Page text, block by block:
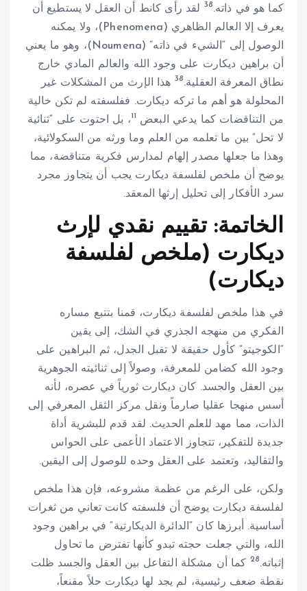
كما هو في ذاته.38 لقد رأى كانط أن العقل لا يستطيع أن
يعرف إلا العالم الظاهري (Phenomena)، ولا يمكنه
الوصول إلى “الشيء في ذاته” (Noumena)، وهو ما يعني
أن براهين ديكارت على وجود الله والعالم المادي خارج
نطاق المعرفة العقلية.38 هذا الإرث من المشكلات غير
المحلولة هو أهم ما تركه ديكارت. ففلسفته لم تكن خالية
من التناقضات كما يدعي البعض 11، بل احتوت على “ثنائية
لا تحل” بين ما تعلمه من العلم وما ورثه من السكولائية،
وهذا ما جعلها مصدر إلهام لمدارس فكرية متناقضة، مما
يوضح أن ملخص لفلسفة ديكارت يجب أن يتجاوز مجرد
سرد الأفكار إلى تحليل إرثها المعقد.
الخاتمة: تقييم نقدي لإرث
ديكارت (ملخص لفلسفة
ديكارت)
في هذا ملخص لفلسفة ديكارت، قمنا بتتبع مساره
الفكري من منهجه الجذري في الشك، إلى يقين
“الكوجيتو” كأول حقيقة لا تقبل الجدل، ثم البراهين على
وجود الله كضامن للمعرفة، وصولاً إلى ثنائيته الجوهرية
بين العقل والجسد. كان ديكارت ثورياً في عصره، لأنه
أسس منهجا عقليا صارماً ونقل مركز الثقل المعرفي إلى
الذات، مما مهد للعلم الحديث. لقد قدم للبشرية أداة
جديدة للتفكير، تتجاوز الاعتماد الأعمى على الحواس
والتقاليد، وتعتمد على العقل وحده للوصول إلى اليقين.
ولكن، على الرغم من عظمة مشروعه، فإن هذا ملخص
لفلسفة ديكارت يوضح أن فلسفته كانت تعاني من ثغرات
أساسية. أبرزها كان “الدائرة الديكارتية” في براهين وجود
الله، والتي جعلت حجته تبدو كأنها تفترض ما تحاول
إثباته.28
كما أن مشكلة التفاعل بين العقل والجسد ظلت
نقطة ضعف رئيسية، لم يجد لها ديكارت حلاً مقنعاً،